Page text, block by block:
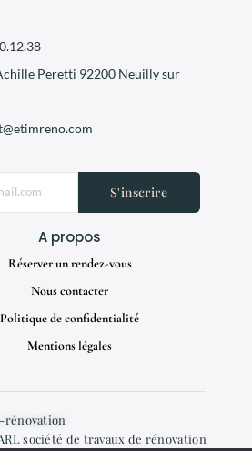
Peretti 92200 Neuilly sur
S'inscrire
A propos
Réserver un rendez-vous
Nous contacter
Politique de confidentialité
Mentions légales
société de travaux de rénovation
rénovation